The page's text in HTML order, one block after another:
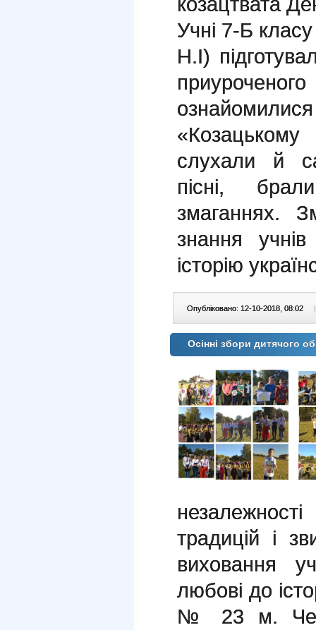
Учні 7-Б
Н.І)
слухали й
пісні,
змаганнях.
знання
історію
Опубліковано: 12-10-2018, 08:02 |
Осінні збори дитячого
традицій і
виховання
любові до
№ 23 м.